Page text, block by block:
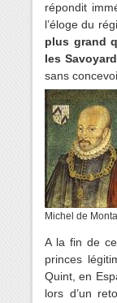
répondit
l’éloge du
plus grand
les
sans
Michel de
A la fin de
princes
Quint, en
lors d’un